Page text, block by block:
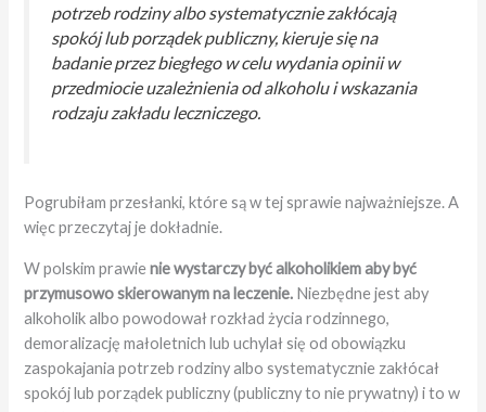
potrzeb rodziny albo systematycznie zakłócają
spokój lub porządek publiczny, kieruje się na
badanie przez biegłego w celu wydania opinii w
przedmiocie uzależnienia od alkoholu i wskazania
rodzaju zakładu leczniczego.
Pogrubiłam przesłanki, które są w tej sprawie najważniejsze. A
więc przeczytaj je dokładnie.
W polskim prawienie wystarczy być alkoholikiem aby być
przymusowo skierowanym na leczenie. Niezbędne jest aby
alkoholik albo powodował rozkład życia rodzinnego,
demoralizację małoletnich lub uchylał się od obowiązku
zaspokajania potrzeb rodziny albo systematycznie zakłócał
spokój lub porządek publiczny (publiczny to nie prywatny) i to w